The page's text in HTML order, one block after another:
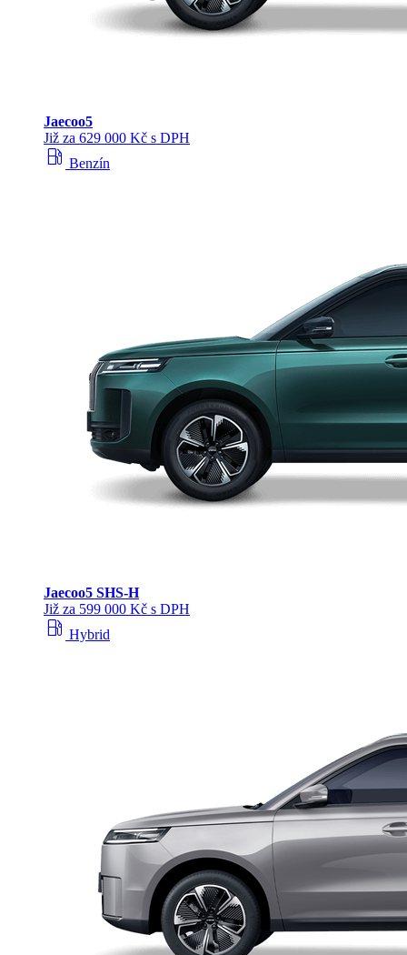
Jaecoo5
Již za 629 000 Kč s DPH
local_gas_station Benzín
Jaecoo5 SHS-H
Již za 599 000 Kč s DPH
local_gas_station Hybrid